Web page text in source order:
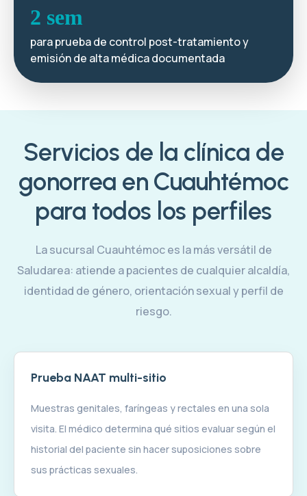
2 sem
para prueba de control post-tratamiento y
emisión de alta médica documentada
Servicios de la clínica de
gonorrea en Cuauhtémoc
para todos los perfiles
La sucursal Cuauhtémoc es la más versátil de
Saludarea: atiende a pacientes de cualquier alcaldía,
identidad de género, orientación sexual y perfil de
riesgo.
Prueba NAAT multi-sitio
Muestras genitales, faríngeas y rectales en una sola
visita. El médico determina qué sitios evaluar según el
historial del paciente sin hacer suposiciones sobre
sus prácticas sexuales.